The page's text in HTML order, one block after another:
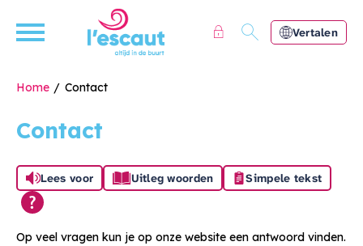
Naar hoofdinhoud
Naar hoofdnavigatiemenu
Naar zoeken
Naar de homepage
Ga naar Hoofd
Vertalen
Home Contact
Contact
Lees voor Uitleg woorden Simpele tekst
Op veel vragen kun je op onze website een antwoord vinden.